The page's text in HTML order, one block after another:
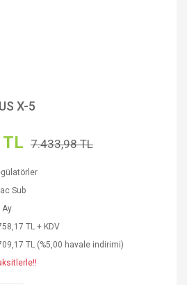
X-5
7.433,98 TL
Sub
Ay
TL + KDV
TL (%5,00 havale indirimi)